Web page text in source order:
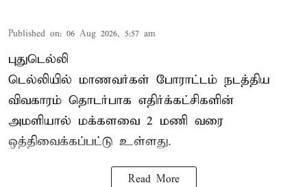
Published on: 06 Aug 2026, 5:57 am
புதுடெல்லி
டெல்லியில் மாணவர்கள் போராட்டம் நடத்திய
விவகாரம் தொடர்பாக எதிர்க்கட்சிகளின்
அமளியால் மக்களவை 2 மணி வரை
ஒத்திவைக்கப்பட்டு உள்ளது.
Read More